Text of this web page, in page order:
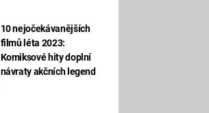
10 nejočekávanějších
filmů léta 2023:
Komiksové hity doplní
návraty akčních legend